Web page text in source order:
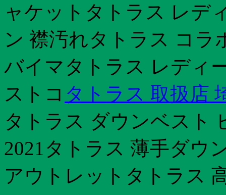
ャケットタトラス レデ
ン 襟汚れタトラス コ
バイマタトラス レディ
ストコ タトラス 取扱店
タトラス ダウンベスト
2021タトラス 薄手ダウ
アウトレットタトラス